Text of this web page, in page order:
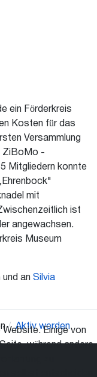
ein Förderkreis
Kosten für das
Versammlung
ZiBoMo -
Mitgliedern konnte
mit
ist
angewachsen.
Museum
und an Silvia
Aktiv werden
Einige von
während andere